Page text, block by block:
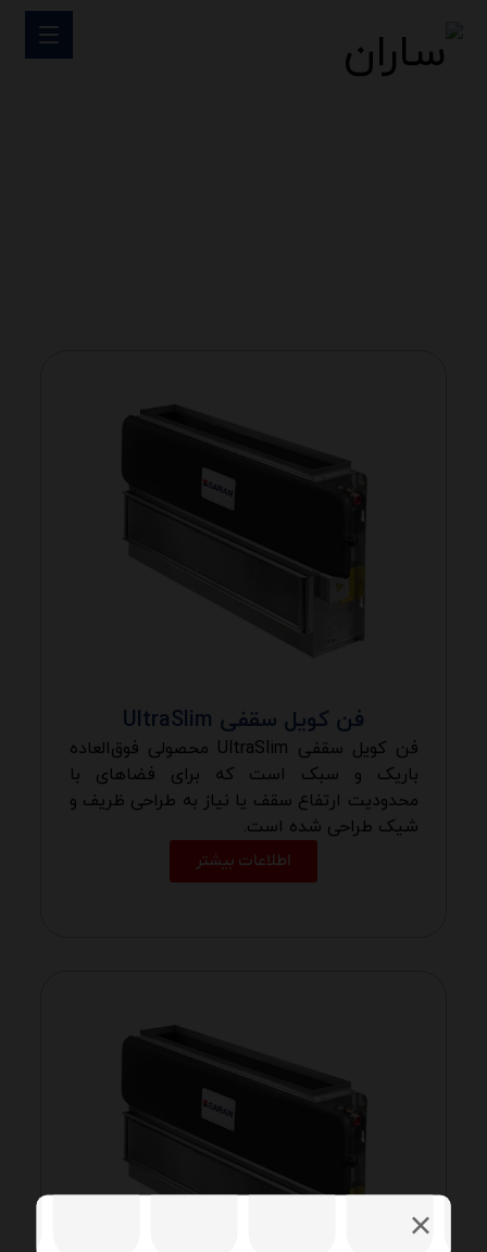
فن کویل سقفی UltraSlim
فن کویل سقفی UltraSlim محصولی فوق‌العاده
باریک و سبک است که برای فضاهای با
محدودیت ارتفاع سقف یا نیاز به طراحی ظریف و
شیک طراحی شده است.
اطلاعات بیشتر